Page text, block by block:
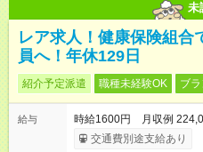
未
レア求人！健康保険組合
員へ！年休129日
紹介予定派遣 職種未経験OK ブ
給与
時給1600円 月収例
交通費別途支給あり